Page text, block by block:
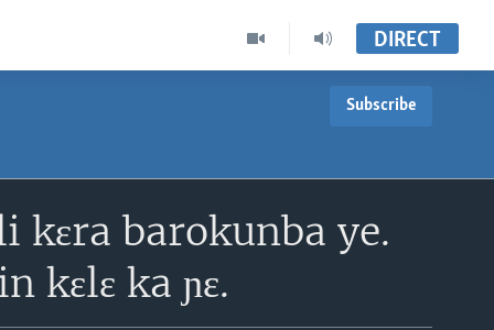
DIRECT
Subscribe
kɛra barokunba ye.
kɛlɛ ka ɲɛ.